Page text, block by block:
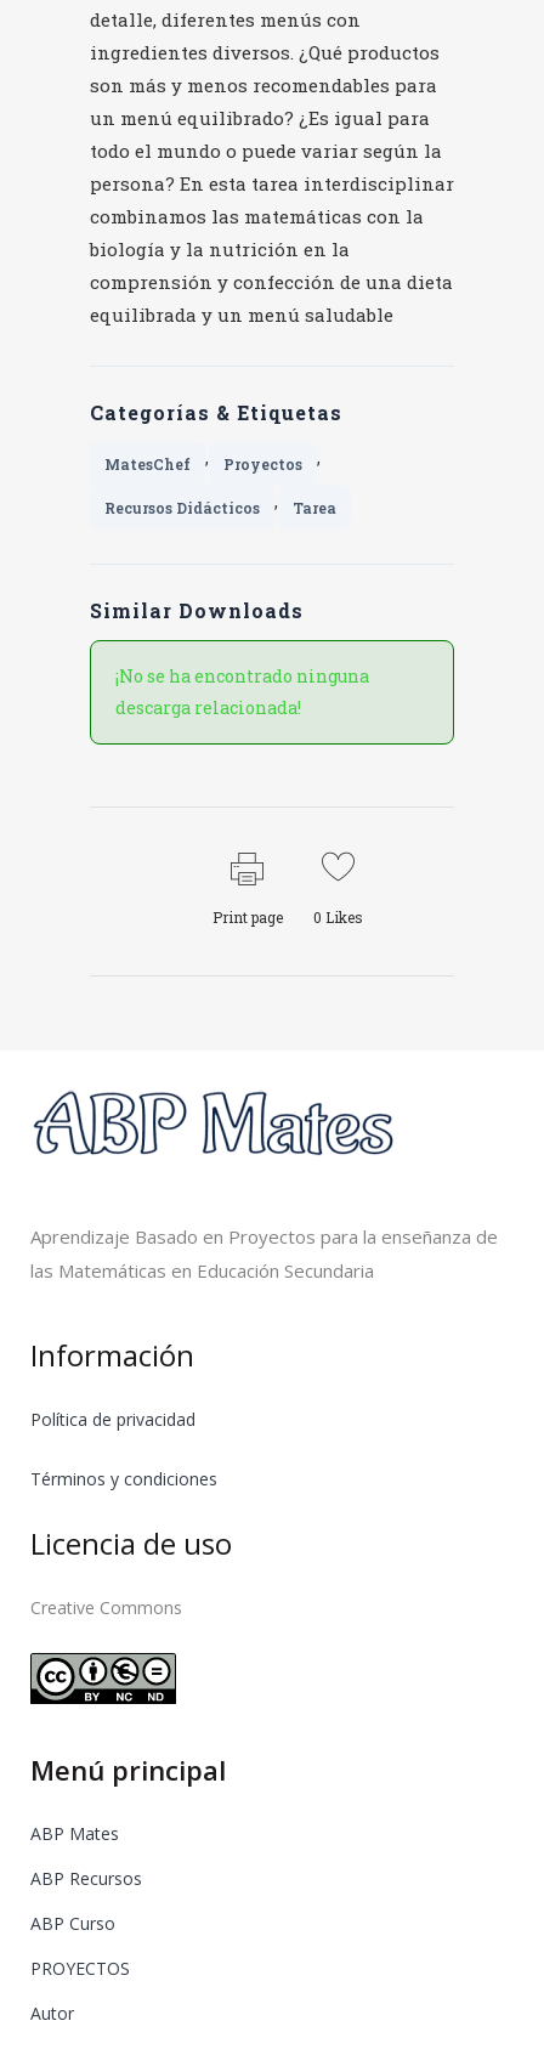
detalle, diferentes menús con
ingredientes diversos. ¿Qué productos
son más y menos recomendables para
un menú equilibrado? ¿Es igual para
todo el mundo o puede variar según la
persona? En esta tarea interdisciplinar
combinamos las matemáticas con la
biología y la nutrición en la
comprensión y confección de una dieta
equilibrada y un menú saludable
Categorías & Etiquetas
MatesChef , Proyectos ,
Recursos Didácticos , Tarea
Similar Downloads
¡No se ha encontrado ninguna
descarga relacionada!
Print page 0 Likes
Aprendizaje Basado en Proyectos para la enseñanza de
las Matemáticas en Educación Secundaria
Información
Política de privacidad
Términos y condiciones
Licencia de uso
Creative Commons
Menú principal
ABP Mates
ABP Recursos
ABP Curso
PROYECTOS
Autor